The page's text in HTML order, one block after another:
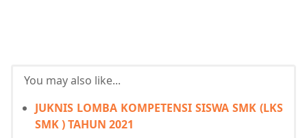
You may also like...
JUKNIS LOMBA KOMPETENSI SISWA SMK (LKS
SMK ) TAHUN 2021